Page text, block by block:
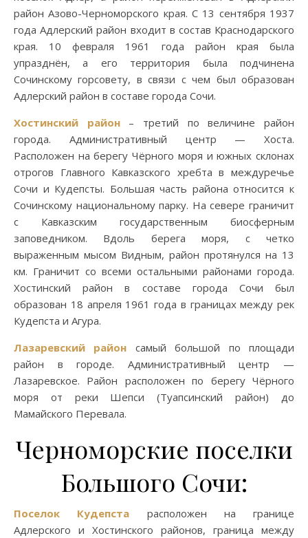
район Азово-Черноморского края. С 13 сентября 1937
года Адлерский район входит в состав Краснодарского
края. 10 февраля 1961 года район края была
упразднён, а его территория была подчинена
Сочинскому горсовету, в связи с чем был образован
Адлерский район в составе города Сочи.
Хостинский район
– третий по величине район
города. Административный центр — Хоста.
Расположен на берегу Чёрного моря и южных склонах
отрогов Главного Кавказского хребта в междуречье
Сочи и Кудепсты. Большая часть района относится к
Сочинскому национальному парку. На севере граничит
с Кавказским государственным биосферным
заповедником. Вдоль берега моря, с четко
выраженным мысом Видным, район протянулся на 13
км. Граничит со всеми остальными районами города.
Хостинский район в составе города Сочи был
образован 18 апреля 1961 года в границах между рек
Кудепста и Агура.
Лазаревский район самый большой по площади
район в городе. Административный центр —
Лазаревское. Район расположен по берегу Чёрного
моря от реки Шепси (Туапсинский район) до
Мамайского Перевала.
Черноморские поселки
Большого Сочи:
Поселок Кудепста расположен на границе
Адлерского и Хостинского районов, граница между